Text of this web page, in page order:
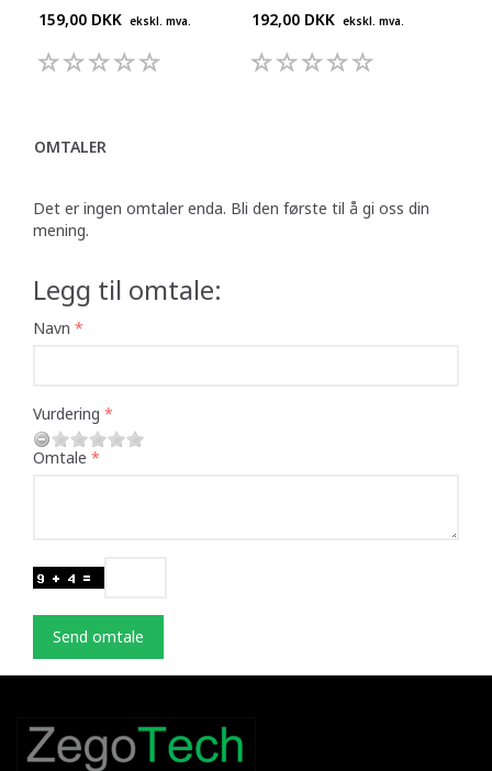
159,00 DKK ekskl. mva.
192,00 DKK ekskl. mva.
OMTALER
Det er ingen omtaler enda. Bli den første til å gi oss din
mening.
Legg til omtale:
Navn
Vurdering
Omtale
Send omtale